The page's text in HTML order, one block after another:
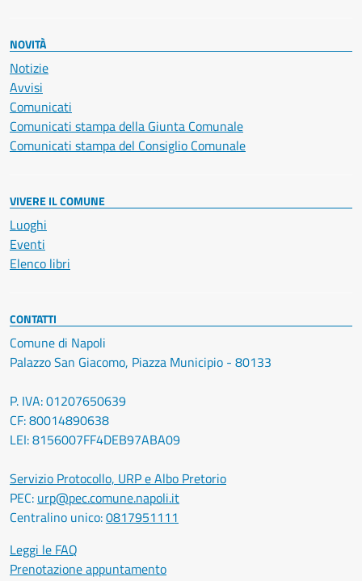
NOVITÀ
Notizie
Avvisi
Comunicati
Comunicati stampa della Giunta Comunale
Comunicati stampa del Consiglio Comunale
VIVERE IL COMUNE
Luoghi
Eventi
Elenco libri
CONTATTI
Comune di Napoli
Palazzo San Giacomo, Piazza Municipio - 80133
P. IVA: 01207650639
CF: 80014890638
LEI: 8156007FF4DEB97ABA09
Servizio Protocollo, URP e Albo Pretorio
PEC: urp@pec.comune.napoli.it
Centralino unico:0817951111
Leggi le FAQ
Prenotazione appuntamento